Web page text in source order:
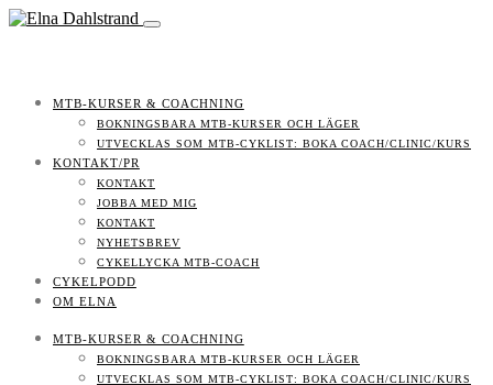
MTB-KURSER & COACHNING
BOKNINGSBARA MTB-KURSER OCH LÄGER
UTVECKLAS SOM MTB-CYKLIST: BOKA COACH/CLINIC/KURS
KONTAKT/PR
KONTAKT
JOBBA MED MIG
KONTAKT
NYHETSBREV
CYKELLYCKA MTB-COACH
CYKELPODD
OM ELNA
MTB-KURSER & COACHNING
BOKNINGSBARA MTB-KURSER OCH LÄGER
UTVECKLAS SOM MTB-CYKLIST: BOKA COACH/CLINIC/KURS